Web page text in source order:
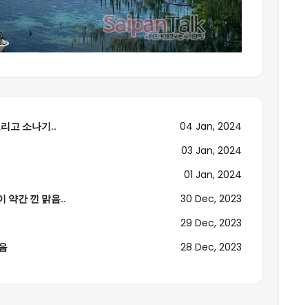
고 소나기..
04 Jan, 2024
03 Jan, 2024
01 Jan, 2024
약간 낀 맑음..
30 Dec, 2023
29 Dec, 2023
28 Dec, 2023